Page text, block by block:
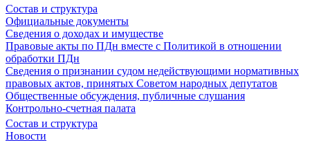
Состав и структура
Официальные документы
Сведения о доходах и имуществе
Правовые акты по ПДн вместе с Политикой в отношении
обработки ПДн
Сведения о признании судом недействующими нормативных
правовых актов, принятых Советом народных депутатов
Общественные обсуждения, публичные слушания
Контрольно-счетная палата
Состав и структура
Новости